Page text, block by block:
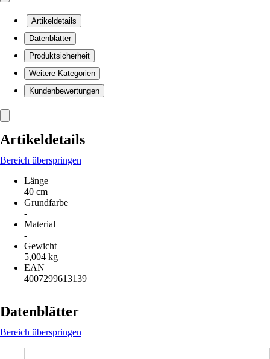
Artikeldetails
Datenblätter
Produktsicherheit
Weitere Kategorien
Kundenbewertungen
Artikeldetails
Bereich überspringen
Länge
40 cm
Grundfarbe
-
Material
-
Gewicht
5,004 kg
EAN
4007299613139
Datenblätter
Bereich überspringen